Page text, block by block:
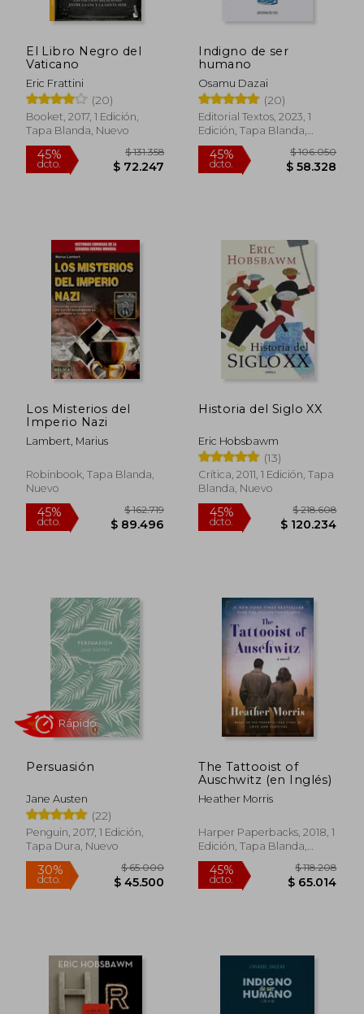
45%
dcto. $ 74.767
45%
dcto.
El Libro Negro del
Vaticano
Eric Frattini
(20)
Booket, 2017, 1 Edición,
Tapa Blanda, Nuevo
45%
dcto. $ 72.247
Indigno de ser
humano
Osamu Dazai
(20)
Editorial Textos, 2023, 1
Edición, Tapa Blanda,
Nuevo
45%
dcto. $
Los Misterios del
Imperio Nazi
Lambert, Marius
Robinbook, Tapa Blanda,
Nuevo
45% $ 162.719
Historia del Siglo XX
Eric Hobsbawm
(13)
Crítica, 2011, 1 Edición, Tapa
Blanda, Nuevo
45% $
Persuasión
Jane Austen
(22)
Penguin, 2017, 1 Edición,
Tapa Dura, Nuevo
The Tattooist of
Auschwitz (en Inglés)
Heather Morris
Harper Paperbacks, 2018, 1
Edición, Tapa Blanda,
Nuevo